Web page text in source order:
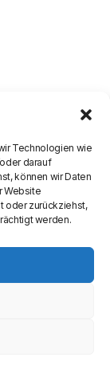
Technologien wie
darauf
können wir Daten
Website
oder zurückziehst,
werden.